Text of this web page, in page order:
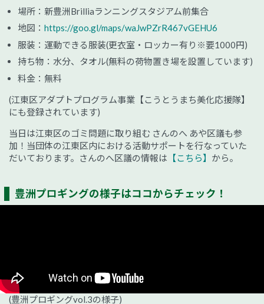
場所：新豊洲Brilliaランニングスタジアム前集合
地図： https://goo.gl/maps/waJwPZrR467vGEHU6
服装：運動できる服装(更衣室・ロッカー有り※要1000円)
持ち物：水分、タオル(無料の荷物置き場を設置しています)
料金：無料
(江東区アダプトプログラム事業【こうとうまち美化応援隊】
にも登録されています)
当日は江東区のゴミ問題に取り組む さんのへ あや区議も参
加！当団体の江東区内における活動サポートを行なっていた
だいております。さんのへ区議の情報は 【こちら】 から。
豊洲プロギングの様子はココからチェック！
(豊洲プロギングvol.3の様子)